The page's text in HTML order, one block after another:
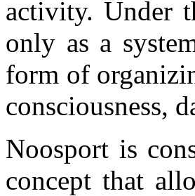
activity. Under
only as a
form of
consciousness,
Noosport is
concept that